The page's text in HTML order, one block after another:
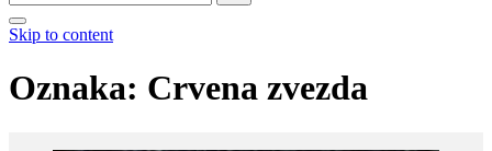
Skip to content
Oznaka: Crvena zvezda